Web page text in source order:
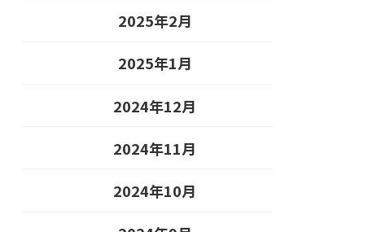
2025年2月
2025年1月
2024年12月
2024年11月
2024年10月